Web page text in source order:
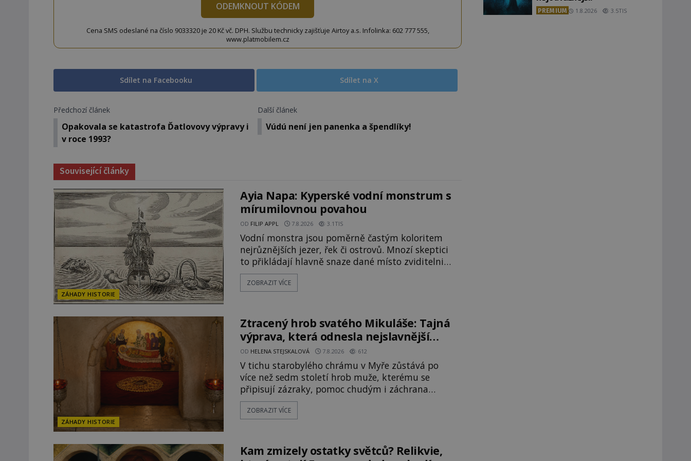
ODEMKNOUT KÓDEM
Cena SMS odeslané na číslo 9033320 je 20 Kč vč. DPH. Službu technicky zajišťuje Airtoy a.s. Infolinka: 602 777 555,
www.platmobilem.cz
Sdílet na Facebooku Sdílet na X
Předchozí článek
Opakovala se katastrofa Ďatlovovy výpravy i
v roce 1993?
Další článek
Vúdú není jen panenka a špendlíky!
Související články
ZÁHADY HISTORIE
Ayia Napa: Kyperské vodní monstrum s
mírumilovnou povahou
OD FILIP APPL 7.8.2026 3.1TIS
Vodní monstra jsou poměrně častým koloritem
nejrůznějších jezer, řek či ostrovů. Mnozí skeptici
to přikládají hlavně snaze dané místo zviditelnit
a přitáhnout k němu pozornost záhadám
nakloněných turistů. Je to také případ
pravdivý základ? V blízkosti Mysu Greco, jak se
přez
ZOBRAZIT VÍCE
ZÁHADY HISTORIE
Ztracený hrob svatého Mikuláše: Tajná
výprava, která odnesla nejslavnější
relikvii do Itálie
OD HELENA STEJSKALOVÁ 7.8.2026 612
V tichu starobylého chrámu v Myře zůstává po
více než sedm století hrob muže, kterému se
připisují zázraky, pomoc chudým i záchrana
námořníků v bouřích. Pak ale přichází rok 1087 a
klidné místo se mění v dějiště podivné noční
moře do Bari. Je to zbožná záchrana před
ZOBRAZIT VÍCE
Kam zmizely ostatky světců? Relikvie,
PREMIUM 1.8.2026 3.5TIS